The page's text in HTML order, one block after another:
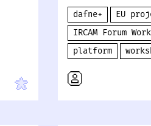
dafne+
EU
IRCAM Forum
platform